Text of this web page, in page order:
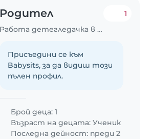
Родител
Работа детегледачка в Пловдив
1
Присъедини се към
Babysits, за да видиш този
пълен профил.
Брой деца: 1
Възраст на децата:Ученик
Последна дейност: преди 2